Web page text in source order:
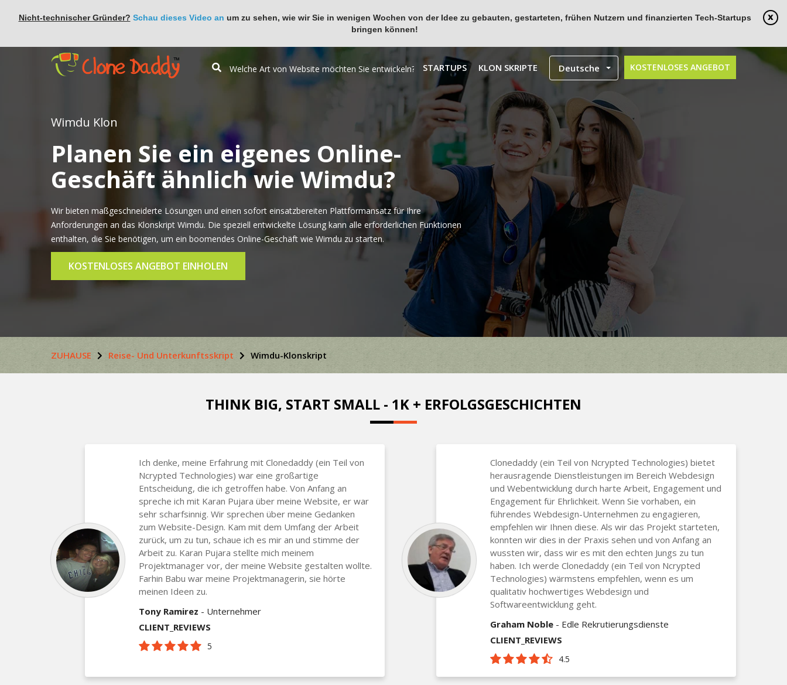
Nicht-technischer Gründer? Schau dieses Video an um zu sehen, wie wir Sie in wenigen Wochen von der Idee zu gebauten, gestarteten, frühen Nutzern und finanzierten Tech-Startups
bringen können!
KOSTENLOSES ANGEBOT
STARTUPS KLON SKRIPTE Deutsche
Wimdu Klon
Planen Sie ein eigenes Online-
Geschäft ähnlich wie Wimdu?
Wir bieten maßgeschneiderte Lösungen und einen sofort einsatzbereiten Plattformansatz für Ihre
Anforderungen an das Klonskript Wimdu. Die speziell entwickelte Lösung kann alle erforderlichen Funktionen
enthalten, die Sie benötigen, um ein boomendes Online-Geschäft wie Wimdu zu starten.
KOSTENLOSES ANGEBOT EINHOLEN
ZUHAUSE Reise- Und Unterkunftsskript Wimdu-Klonskript
THINK BIG, START SMALL - 1K + ERFOLGSGESCHICHTEN
Ich denke, meine Erfahrung mit Clonedaddy (ein Teil von
Ncrypted Technologies) war eine großartige
Entscheidung, die ich getroffen habe. Von Anfang an
spreche ich mit Karan Pujara über meine Website, er war
sehr scharfsinnig. Wir sprechen über meine Gedanken
zum Website-Design. Kam mit dem Umfang der Arbeit
zurück, um zu tun, schaue ich es mir an und stimme der
Arbeit zu. Karan Pujara stellte mich meinem
Projektmanager vor, der meine Website gestalten wollte.
Farhin Babu war meine Projektmanagerin, sie hörte
meinen Ideen zu.
Tony Ramirez - Unternehmer
CLIENT_REVIEWS
5
Clonedaddy (ein Teil von Ncrypted Technologies) bietet
herausragende Dienstleistungen im Bereich Webdesign
und Webentwicklung durch harte Arbeit, Engagement und
Engagement für Ehrlichkeit. Wenn Sie vorhaben, ein
führendes Webdesign-Unternehmen zu engagieren,
empfehlen wir Ihnen diese. Als wir das Projekt starteten,
konnten wir dies in der Praxis sehen und von Anfang an
wussten wir, dass wir es mit den echten Jungs zu tun
haben. Ich werde Clonedaddy (ein Teil von Ncrypted
Technologies) wärmstens empfehlen, wenn es um
qualitativ hochwertiges Webdesign und
Softwareentwicklung geht.
Graham Noble - Edle Rekrutierungsdienste
CLIENT_REVIEWS
4.5